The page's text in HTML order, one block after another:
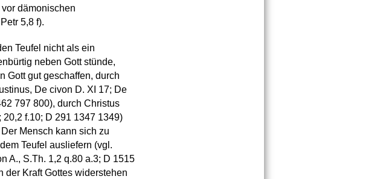
dämonischen
5,8 f).
Teufel nicht als ein
neben Gott stünde,
Gott gut geschaffen, durch
De civon D. XI 17; De
797 800), durch Christus
f.10; D 291 1347 1349)
Mensch kann sich zu
Teufel ausliefern (vgl.
A., S.Th. 1,2 q.80 a.3; D 1515
der Kraft Gottes widerstehen